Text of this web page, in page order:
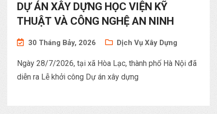
DỰ ÁN XÂY DỰNG HỌC VIỆN KỸ
THUẬT VÀ CÔNG NGHỆ AN NINH
30 Tháng Bảy, 2026 Dịch Vụ Xây Dựng
Ngày 28/7/2026, tại xã Hòa Lạc, thành phố Hà Nội đã
diễn ra Lễ khởi công Dự án xây dựng